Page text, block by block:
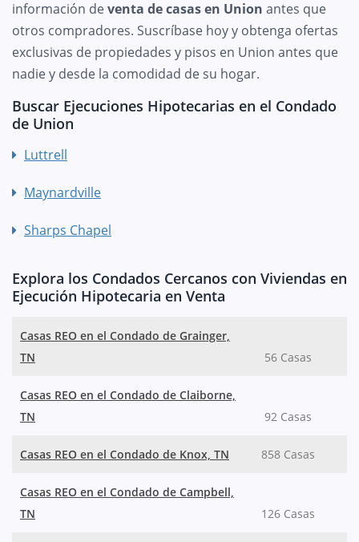
información deventa de casas en Union antes que
otros compradores. Suscríbase hoy y obtenga ofertas
exclusivas de propiedades y pisos en Union antes que
nadie y desde la comodidad de su hogar.
Buscar Ejecuciones Hipotecarias en el Condado
de Union
Luttrell
Maynardville
Sharps Chapel
Explora los Condados Cercanos con Viviendas en
Ejecución Hipotecaria en Venta
Casas REO en el Condado de Grainger,
TN
56 Casas
Casas REO en el Condado de Claiborne,
TN
92 Casas
Casas REO en el Condado de Knox, TN 858 Casas
Casas REO en el Condado de Campbell,
TN
126 Casas